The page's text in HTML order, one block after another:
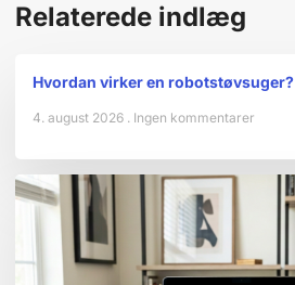
Relaterede indlæg
Hvordan virker en robotstøvsuger?
4. august 2026 Ingen kommentarer